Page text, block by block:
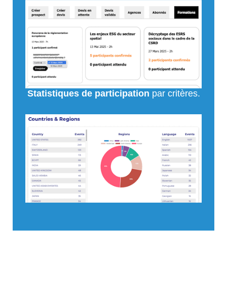
Statistiques de participation par critères.